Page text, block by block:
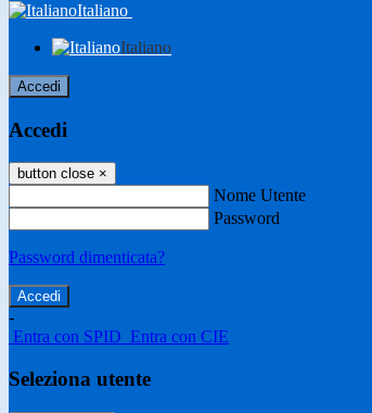
Italiano
Italiano
Accedi
Accedi
button close ×
Nome Utente
Password
Password dimenticata?
-
Entra con SPID Entra con CIE
Seleziona utente